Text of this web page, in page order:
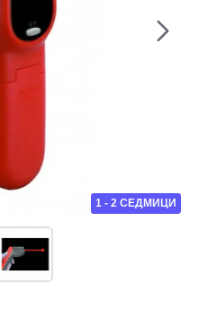
1 - 2 СЕДМИЦИ